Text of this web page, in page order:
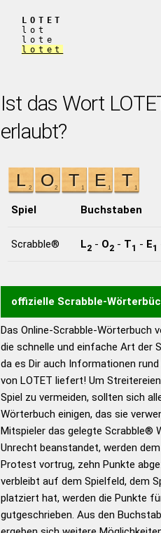
LOTET
lot
lote
lotet
Ist das Wort
erlaubt?
Spiel Buchstaben
Scrabble® L2- O2- T1 - E1
offizielle Scrabble-
Wortwurzel liefert mit Hilfe
Wortanalyse-Algorithmus gute
Wortbedeutung, Worttrennung
Gültigkeit eines Wortes für das
bestimmen! zugelassene
Wörterbücher sind:
Duden –
Bänden
Duden –
Deutsch
Das Online-Scrabble-Wörterbuch
die schnelle und einfache Art der
da es Dir auch Informationen
von LOTET liefert! Um
Spiel zu vermeiden, sollten sich
Wörterbuch einigen, das sie
Mitspieler das gelegte Scrabble®
Unrecht beanstandet, werden dem
Protest vortrug, zehn Punkte
verbleibt auf dem Spielfeld, dem
platziert hat, werden die Punkte
gutgeschrieben. Aus den